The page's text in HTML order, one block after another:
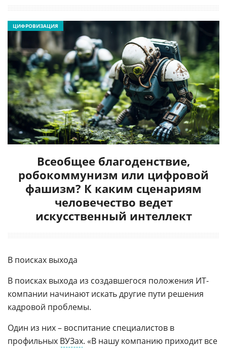
Всеобщее благоденствие,
робокоммунизм или цифровой
фашизм? К каким сценариям
человечество ведет
искусственный интеллект
ЦИФРОВИЗАЦИЯ
В поисках выхода
В поисках выхода из создавшегося положения ИТ-
компании начинают искать другие пути решения
кадровой проблемы.
Один из них – воспитание специалистов в
профильных ВУЗах. «В нашу компанию приходит все